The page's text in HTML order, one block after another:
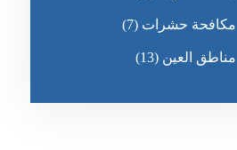
مكافحة حشرات (7)
مناطق العين (13)